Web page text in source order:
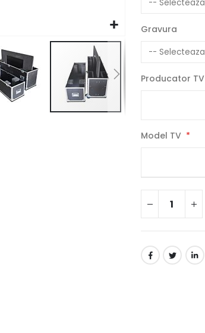
Gravura
Producator TV
Model TV